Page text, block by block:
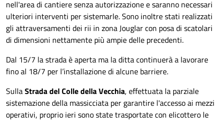
nell'area di cantiere senza autorizzazione e saranno necessari
ulteriori interventi per sistemarle. Sono inoltre stati realizzati
gli attraversamenti dei rii in zona Jouglar con posa di scatolari
di dimensioni nettamente più ampie delle precedenti.
Dal 15/7 la strada è aperta ma la ditta continuerà a lavorare
fino al 18/7 per l’installazione di alcune barriere.
SullaStrada del Colle della Vecchia, effettuata la parziale
sistemazione della massicciata per garantire l'accesso ai mezzi
operativi, proprio ieri sono state trasportate con elicottero le